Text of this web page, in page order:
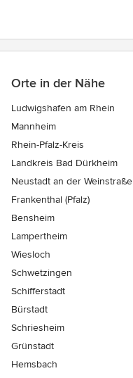
Orte in der Nähe
Ludwigshafen am Rhein
Mannheim
Rhein-Pfalz-Kreis
Landkreis Bad Dürkheim
Neustadt an der Weinstraße
Frankenthal (Pfalz)
Bensheim
Lampertheim
Wiesloch
Schwetzingen
Schifferstadt
Bürstadt
Schriesheim
Grünstadt
Hemsbach